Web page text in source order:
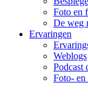
Foto en
De weg
Ervaringen
Weblogs
Podcast
Foto- en